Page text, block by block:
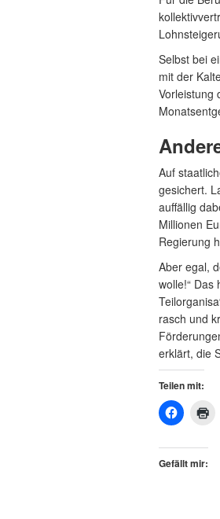
Selbst bei
mit der
Vorleistung
Auf
gesichert.
auffällig
Millionen
Regierung
Aber egal,
wolle!“ Das
rasch und
erklärt, die
Teilen mit:
Gefällt mir: